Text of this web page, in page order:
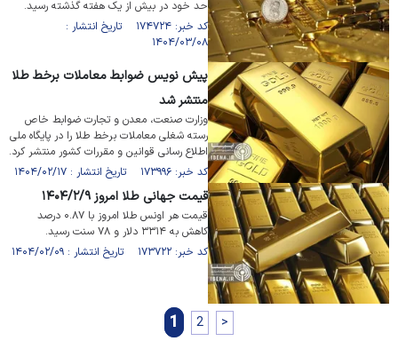
حد خود در بیش از یک هفته گذشته رسید.
کد خبر: ۱۷۴۷۲۴ تاریخ انتشار :
۱۴۰۴/۰۳/۰۸
پیش نویس ضوابط معاملات برخط طلا
منتشر شد
وزارت صنعت، معدن و تجارت ضوابط خاص
رسته شغلی معاملات برخط طلا را در پایگاه ملی
اطلاع رسانی قوانین و مقررات کشور منتشر کرد.
کد خبر: ۱۷۳۹۹۶ تاریخ انتشار : ۱۴۰۴/۰۲/۱۷
قیمت جهانی طلا امروز ۱۴۰۴/۲/۹
قیمت هر اونس طلا امروز با ۰.۸۷ درصد
کاهش به ۳۳۱۴ دلار و ۷۸ سنت رسید.
کد خبر: ۱۷۳۷۲۲ تاریخ انتشار : ۱۴۰۴/۰۲/۰۹
1 2 >